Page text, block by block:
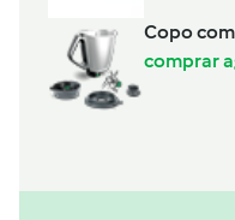
Copo
comprar